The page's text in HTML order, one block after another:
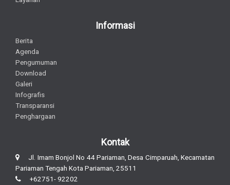
Informasi
Berita
Agenda
Pengumuman
Download
Galeri
Infografis
Transparansi
Penghargaan
Kontak
Jl. Imam Bonjol No 44 Pariaman, Desa Cimparuah, Kecamatan
Pariaman Tengah Kota Pariaman, 25511
+62751- 92202